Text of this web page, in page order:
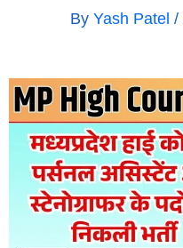
By Yash Patel /